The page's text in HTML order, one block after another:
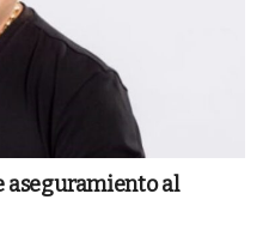
aseguramiento al